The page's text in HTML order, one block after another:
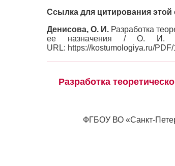
Ссылка для цитирования этой
Денисова, О. И. Разработка
ее назначения / О.
URL: https://kostumologiya.ru/
Разработка
ФГБОУ ВО «Санкт-